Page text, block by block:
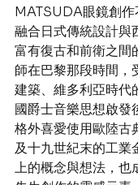
MATSUDA眼鏡創作
融合日式傳統設計與
富有復古和前衛之間
師在巴黎那段時間，
建築、維多利亞時代
國爵士音樂思想啟發
格外喜愛使用歐陸古
及十九世紀末的工業
上的概念與想法，也